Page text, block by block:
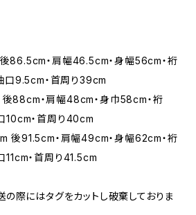
86.5cm・肩幅46.5cm・身幅56cm・裄
口9.5cm・首周り39cm
88cm・肩幅48cm・身巾58cm・裄
10cm・首周り40cm
91.5cm・肩幅49cm・身幅62cm・裄
・首周り41.5cm
際にはタグをカットし破棄しておりま